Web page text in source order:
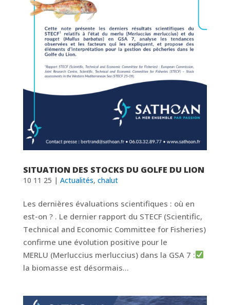
SITUATION DES STOCKS DU GOLFE DU LION
10 11 25 | Actualités, chalut
Les dernières évaluations scientifiques : où en
est-on ? . Le dernier rapport du STECF (Scientific,
Technical and Economic Committee for Fisheries)
confirme une évolution positive pour le
MERLU (Merluccius merluccius) dans la GSA 7 :
la biomasse est désormais...